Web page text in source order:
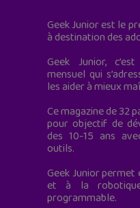
Geek Junior est le
à destination des
Geek Junior,
mensuel qui
les aider à mieux
Ce magazine de 32
pour objectif de
des 10-15 ans
outils.
Geek Junior
et à la
programmable.